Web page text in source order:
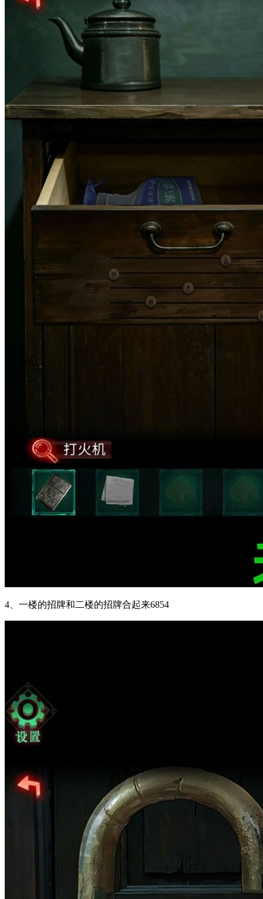
4、一楼的招牌和二楼的招牌合起来6854